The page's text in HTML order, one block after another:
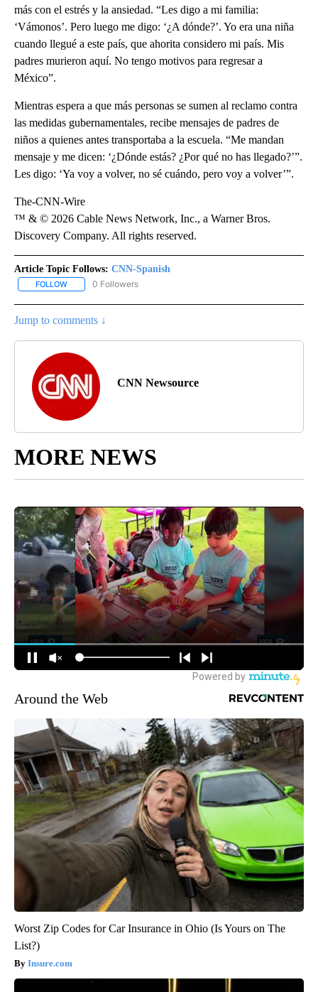
más con el estrés y la ansiedad. “Les digo a mi familia:
‘Vámonos’. Pero luego me digo: ‘¿A dónde?’. Yo era una niña
cuando llegué a este país, que ahorita considero mi país. Mis
padres murieron aquí. No tengo motivos para regresar a
México”.
Mientras espera a que más personas se sumen al reclamo contra
las medidas gubernamentales, recibe mensajes de padres de
niños a quienes antes transportaba a la escuela. “Me mandan
mensaje y me dicen: ‘¿Dónde estás? ¿Por qué no has llegado?’”.
Les digo: ‘Ya voy a volver, no sé cuándo, pero voy a volver’”.
The-CNN-Wire
™ & © 2026 Cable News Network, Inc., a Warner Bros.
Discovery Company. All rights reserved.
Article Topic Follows: CNN-Spanish
FOLLOW FOLLOW "CNN-SPANISH" TO RECEIVE NOTIFICATIONS ABOUT
0 Followers
Jump to comments ↓
CNN Newsource
MORE NEWS
Around the Web
Worst Zip Codes for Car Insurance in Ohio (Is Yours on The
List?)
Insure.com